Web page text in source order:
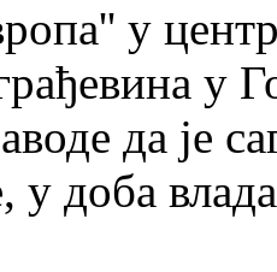
у
да је
у доба